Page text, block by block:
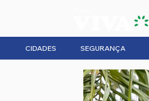
CIDADES SEGURANÇA